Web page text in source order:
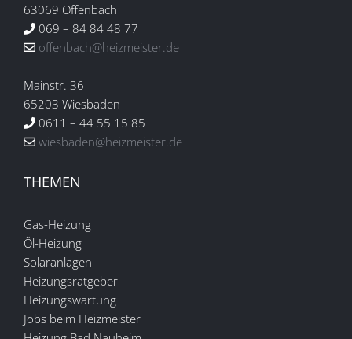
63069 Offenbach
069 – 84 84 48 77
offenbach@heizmeister.de
Mainstr. 36
65203 Wiesbaden
0611 – 44 55 15 85
wiesbaden@heizmeister.de
THEMEN
Gas-Heizung
Öl-Heizung
Solaranlagen
Heizungsratgeber
Heizungswartung
Jobs beim Heizmeister